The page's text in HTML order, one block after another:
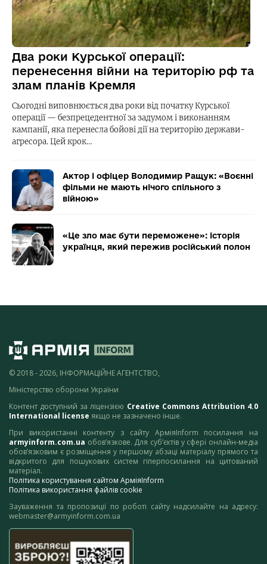
Два роки Курської операції:
перенесення війни на територію рф та
злам планів Кремля
Сьогодні виповнюється два роки від початку Курської
операції — безпрецедентної за задумом і виконанням
кампанії, яка перенесла бойові дії на територію держави-
агресора. Цей крок…
Актор і офіцер Володимир Ращук: «Воєнні
фільми не мають нічого спільного з
війною»
«Це зло має бути переможене»: історія
українця, який пережив російський полон
© 2018 - 2026, ІНФОРМАЦІЙНЕ АГЕНТСТВО,
Міністерство оборони України
Контент доступний за ліцензією Creative Commons Attribution 4.0
International license якщо не зазначено інше.
При використанні контенту з сайту АрміяInform посилання на
armyinform.com.ua обов’язкове. Для суб’єктів у сфері онлайн-медіа
обов’язковим є розміщення у першому абзаці матеріалу прямого та
відкритого для пошукових систем гіперпосилання на цитований
матеріал.
Політика користування сайтом АрміяInform
Політика використання файлів cookie
Зауваження та пропозиції по роботі сайту надсилайте на адресу:
webmaster@armyinform.com.ua